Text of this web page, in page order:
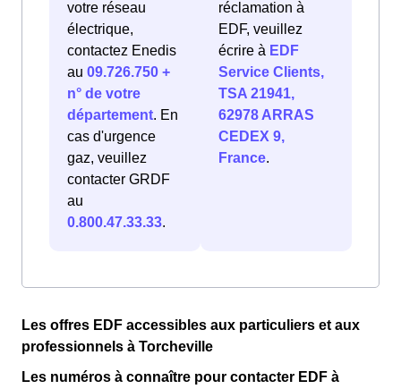
votre réseau
électrique,
contactez Enedis
au 09.726.750 +
n° de votre
département. En
cas d'urgence
gaz, veuillez
contacter GRDF
au
0.800.47.33.33.
réclamation à
EDF, veuillez
écrire à EDF
Service Clients,
TSA 21941,
62978 ARRAS
CEDEX 9,
France.
Les offres EDF accessibles aux particuliers et aux
professionnels à Torcheville
Les numéros à connaître pour contacter EDF à